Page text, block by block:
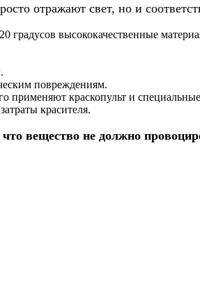
отражают свет, но и
градусов высококачественные
повреждениям.
применяют краскопульт и
красителя.
вещество не должно